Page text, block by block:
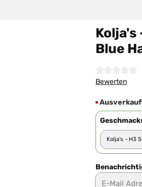
Kolja's
Blue
Bewerten
E-Mail